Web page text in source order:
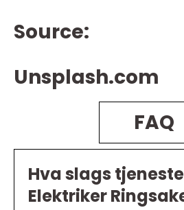
Source:
Unsplash.com
FAQ
Hva slags
Elektriker